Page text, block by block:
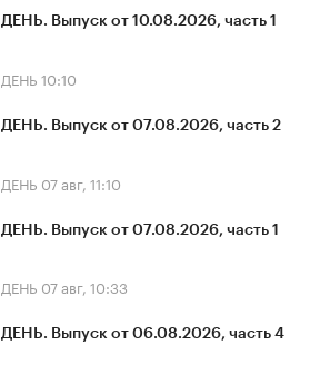
ДЕНЬ. Выпуск от 10.08.2026, часть 1
ДЕНЬ 10:10
ДЕНЬ. Выпуск от 07.08.2026, часть 2
ДЕНЬ 07 авг, 11:10
ДЕНЬ. Выпуск от 07.08.2026, часть 1
ДЕНЬ 07 авг, 10:33
ДЕНЬ. Выпуск от 06.08.2026, часть 4